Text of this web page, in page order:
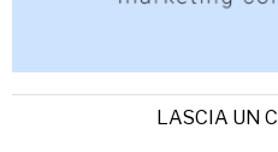
LASCIA UN